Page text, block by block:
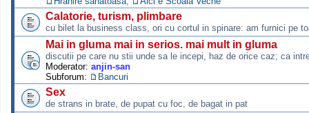
Calatorie, turism, plimbare
cu bilet la business class, ori cu cortul in spinare: am furnici pe
Mai in gluma mai in serios. mai mult in gluma
discutii pe care nu stii unde sa le incepi, haz de orice caz; ca
Moderator: anjin-san
Subforum:
Bancuri
Sex
de strans in brate, de pupat cu foc, de bagat in pat